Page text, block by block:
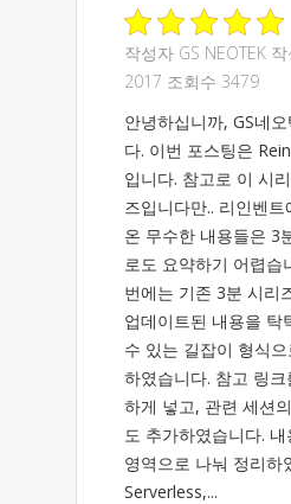
작성자 GS NEOTEK
2017 조회수 3479
안녕하십니까, GS네
다. 이번 포스팅은
입니다. 참고로 이 시
즈입니다만.. 리인벤
온 무수한 내용들은 3
로도 요약하기 어렵습
번에는 기존 3분 시리
업데이트된 내용을 탁
수 있는 길잡이 형식
하였습니다. 참고 링
하게 넣고, 관련 세션
도 추가하였습니다.
영역으로 나눠 정리하
Serverless,...